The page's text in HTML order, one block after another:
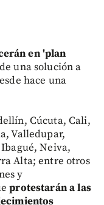
en 'plan
una solución a
hace una
Cúcuta, Cali,
Valledupar,
Neiva,
Alta; entre otros
y
protestarán a las